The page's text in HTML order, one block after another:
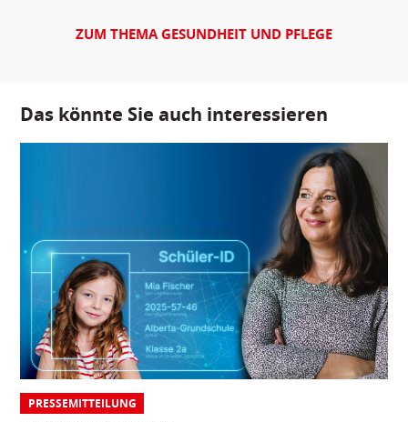
ZUM THEMA GESUNDHEIT UND PFLEGE
Das könnte Sie auch interessieren
PRESSEMITTEILUNG